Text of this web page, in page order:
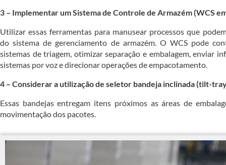
3 – Implementar um Sistema de Controle de Armazém (WCS
Utilizar essas ferramentas para manusear processos que
do sistema de gerenciamento de armazém. O WCS pode
sistemas de triagem, otimizar separação e embalagem, enviar
sistemas por voz e direcionar operações de empacotamento.
4 – Considerar a utilização de seletor bandeja inclinada (tilt-
Essas bandejas entregam itens próximos as áreas de
movimentação dos pacotes.